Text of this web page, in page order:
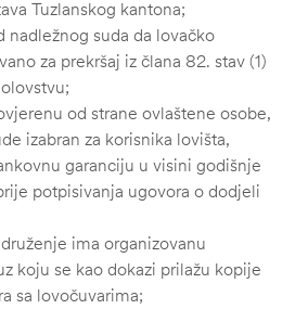
Tuzlanskog kantona;
nadležnog suda da lovačko
za prekršaj iz člana 82. stav (1)
od strane ovlaštene osobe,
izabran za korisnika lovišta,
garanciju u visini godišnje
potpisivanja ugovora o dodjeli
ima organizovanu
koju se kao dokazi prilažu kopije
sa lovočuvarima;